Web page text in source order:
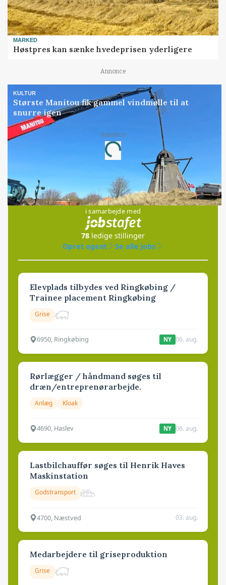
MARKED
Høstpres kan sænke hvedeprisen yderligere
Annonce
KULTUR
Største Manitou fik gammel vindmølle til at
snurre igen
Annonce
Loading...
Jobs
i samarbejde med
78 ledige stillinger
Opret agent
Se alle jobs
Elevplads tilbydes ved Ringkøbing /
Trainee placement Ringkøbing
Grise
6950, Ringkøbing NY 06. aug.
Rørlægger / håndmand søges til
dræn/entreprenørarbejde.
Anlæg Kloak
4690, Haslev NY 06. aug.
Lastbilchauffør søges til Henrik Haves
Maskinstation
Godstransport
4700, Næstved 03. aug.
Medarbejdere til griseproduktion
Grise